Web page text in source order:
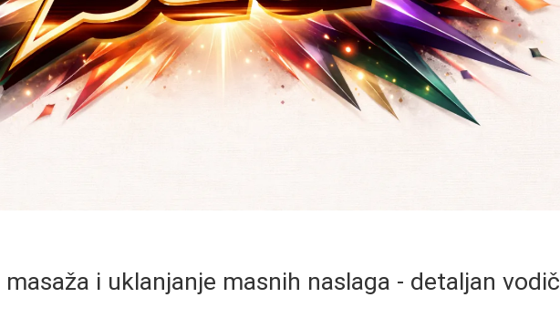
i uklanjanje masnih naslaga - detaljan vodič